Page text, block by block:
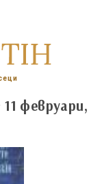
февруари,